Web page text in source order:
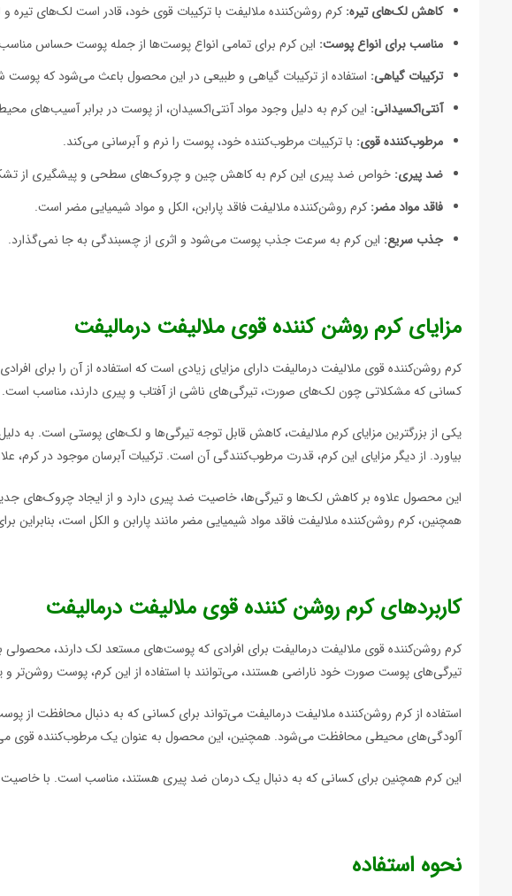
کاهش لک‌های تیره: کرم روشن‌کننده ملالیفت با ترکیبات قوی خود، قادر است لک‌های
مناسب برای انواع پوست: این کرم برای تمامی انواع پوست‌ها از جمله پوست حساس
ترکیبات گیاهی: استفاده از ترکیبات گیاهی و طبیعی در این محصول باعث می‌شود که
آنتی‌اکسیدانی: این کرم به دلیل وجود مواد آنتی‌اکسیدان، از پوست در برابر آسیب‌های
مرطوب‌کننده قوی: با ترکیبات مرطوب‌کننده خود، پوست را نرم و آبرسانی می‌کند.
ضد پیری: خواص ضد پیری این کرم به کاهش چین و چروک‌های سطحی و پیشگیری از
فاقد مواد مضر: کرم روشن‌کننده ملالیفت فاقد پارابن، الکل و مواد شیمیایی مضر است.
جذب سریع: این کرم به سرعت جذب پوست می‌شود و اثری از چسبندگی به جا نمی‌گذارد.
مزایای کرم روشن کننده قوی ملالیفت درمالیفت
کرم روشن‌کننده قوی ملالیفت درمالیفت دارای مزایای زیادی است که استفاده از آن را برای
کسانی که مشکلاتی چون لک‌های صورت، تیرگی‌های ناشی از آفتاب و پیری دارند، مناسب است.
بیاورد. از دیگر مزایای این کرم، قدرت مرطوب‌کنندگی آن است. ترکیبات آبرسان موجود در کرم،
این محصول علاوه بر کاهش لک‌ها و تیرگی‌ها، خاصیت ضد پیری دارد و از ایجاد چروک‌های
همچنین، کرم روشن‌کننده ملالیفت فاقد مواد شیمیایی مضر مانند پارابن و الکل است،
کاربردهای کرم روشن کننده قوی ملالیفت درمالیفت
کرم روشن‌کننده قوی ملالیفت درمالیفت برای افرادی که پوست‌های مستعد لک دارند،
تیرگی‌های پوست صورت خود ناراضی هستند، می‌توانند با استفاده از این کرم، پوست روشن‌تر
استفاده از کرم روشن‌کننده ملالیفت درمالیفت می‌تواند برای کسانی که به دنبال محافظت از
آلودگی‌های محیطی محافظت می‌شود. همچنین، این محصول به عنوان یک مرطوب‌کننده قوی
این کرم همچنین برای کسانی که به دنبال یک درمان ضد پیری هستند، مناسب است. با
نحوه استفاده